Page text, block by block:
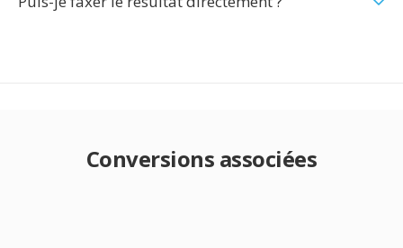
Conversions associées